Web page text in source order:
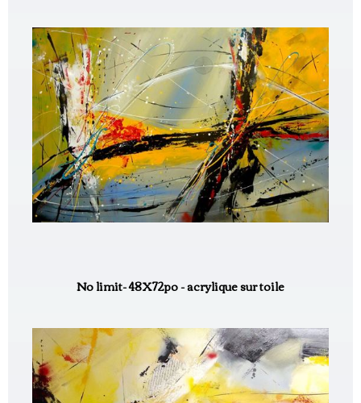
No limit- 48X72po - acrylique sur toile